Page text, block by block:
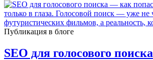
Публикация в блоге
SEO для голосового поиска